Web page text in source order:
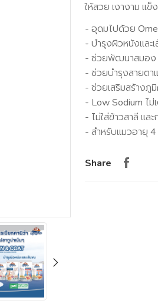
ให้สวย เงางาม แข็
- อุดมไปด้วย
- บำรุงผิวหนังและ
- ช่วยพัฒนาสมอง
- ช่วยบำรุงสายตา
- ช่วยเสริมสร้างภู
- Low Sodium ไม่
- ไม่ใส่ข้าวสาลี แล
- สำหรับแมวอายุ 4
Share